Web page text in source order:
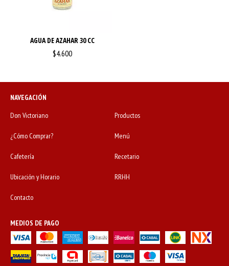
AGUA DE AZAHAR 30 CC
$4.600
NAVEGACIÓN
Don Victoriano
Productos
¿Cómo Comprar? Menú
Cafetería Recetario
Ubicación y Horario RRHH
Contacto
MEDIOS DE PAGO